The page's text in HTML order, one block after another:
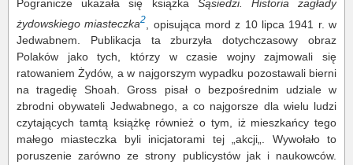
Pogranicze ukazała się książka Sąsiedzi. Historia zagłady
żydowskiego miasteczka2
, opisująca mord z 10 lipca 1941 r. w
Jedwabnem. Publikacja ta zburzyła dotychczasowy obraz
Polaków jako tych, którzy w czasie wojny zajmowali się
ratowaniem Żydów, a w najgorszym wypadku pozostawali bierni
na tragedię Shoah. Gross pisał o bezpośrednim udziale w
zbrodni obywateli Jedwabnego, a co najgorsze dla wielu ludzi
czytających tamtą książkę również o tym, iż mieszkańcy tego
małego miasteczka byli inicjatorami tej „akcji„. Wywołało to
poruszenie zarówno ze strony publicystów jak i naukowców.